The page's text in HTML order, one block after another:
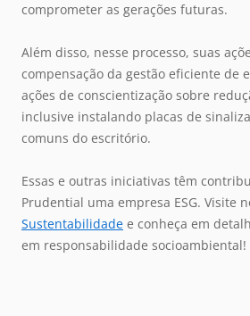
comprometer as gerações futuras.
Além disso, nesse processo, suas
compensação da gestão eficiente de
ações de conscientização sobre
inclusive instalando placas de
comuns do escritório.
Essas e outras iniciativas têm
Prudential uma empresa ESG. Visite
Sustentabilidade e conheça em
em responsabilidade socioambiental!